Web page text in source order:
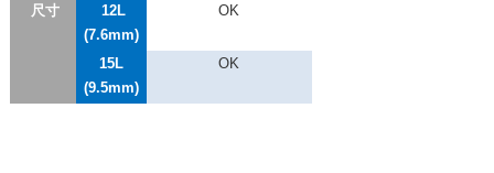
尺寸
12L
(7.6mm)
OK
15L
(9.5mm)
OK